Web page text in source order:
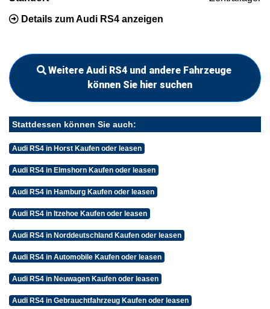
Details zum Audi RS4 anzeigen
Weitere Audi RS4 und andere Fahrzeuge
können Sie hier suchen
Stattdessen können Sie auch:
Audi RS4 in Horst Kaufen oder leasen
Audi RS4 in Elmshorn Kaufen oder leasen
Audi RS4 in Hamburg Kaufen oder leasen
Audi RS4 in Itzehoe Kaufen oder leasen
Audi RS4 in Norddeutschland Kaufen oder leasen
Audi RS4 in Automobile Kaufen oder leasen
Audi RS4 in Neuwagen Kaufen oder leasen
Audi RS4 in Gebrauchtfahrzeug Kaufen oder leasen